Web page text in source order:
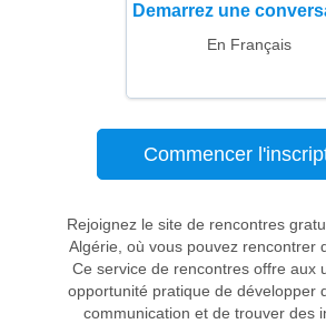
Demarrez une
En Français
Commencer
Rejoignez le site de rencontres
Algérie, où vous pouvez rencontrer
Ce service de rencontres offre aux
opportunité pratique de développer
communication et de trouver des